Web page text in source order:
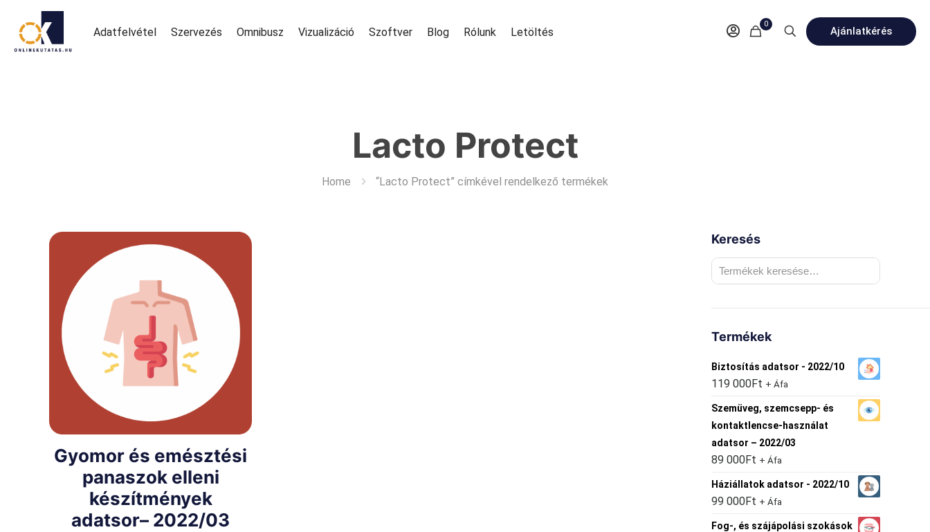
Adatfelvétel Szervezés Omnibusz Vizualizáció Szoftver Blog Rólunk Letöltés
0
Ajánlatkérés
Lacto Protect
Home “Lacto Protect” címkével rendelkező termékek
Gyomor és emésztési
panaszok elleni
készítmények
adatsor– 2022/03
Keresés
Termékek
Biztosítás adatsor - 2022/10
119 000Ft + Áfa
Szemüveg, szemcsepp- és
kontaktlencse-használat
adatsor – 2022/03
89 000Ft + Áfa
Háziállatok adatsor - 2022/10
99 000Ft + Áfa
Fog-, és szájápolási szokások